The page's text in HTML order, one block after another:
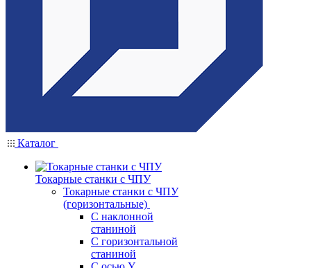
Каталог
Токарные станки с ЧПУ
Токарные станки с ЧПУ
(горизонтальные)
С наклонной
станиной
С горизонтальной
станиной